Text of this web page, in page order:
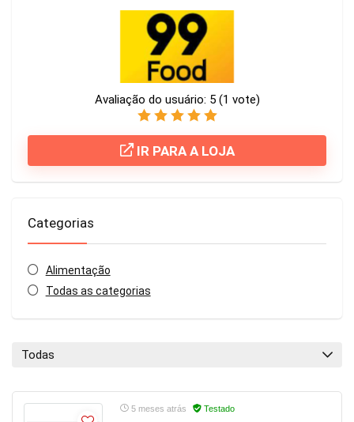
Avaliação do usuário: 5 (1 vote)
IR PARA A LOJA
Categorias
Alimentação
Todas as categorias
Todas
5 meses atrás Testado